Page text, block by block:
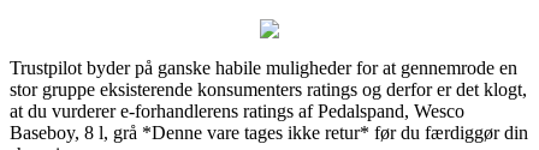
Trustpilot byder på ganske habile muligheder for at gennemrode en
stor gruppe eksisterende konsumenters ratings og derfor er det klogt,
at du vurderer e-forhandlerens ratings af Pedalspand, Wesco
Baseboy, 8 l, grå *Denne vare tages ikke retur* før du færdiggør din